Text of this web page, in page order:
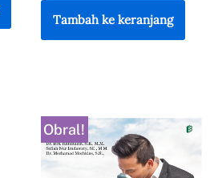
Tambah ke keranjang
Obral!